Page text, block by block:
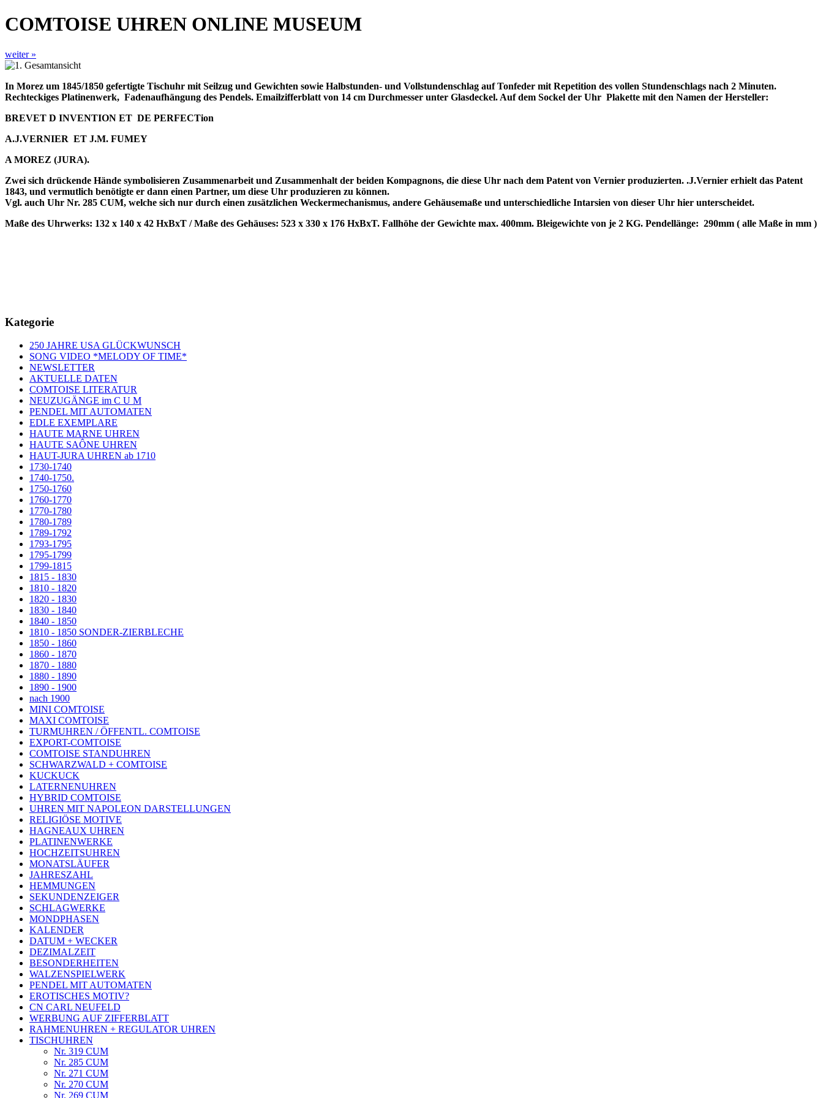
COMTOISE UHREN ONLINE MUSEUM
weiter »
In Morez um 1845/1850 gefertigte Tischuhr mit Seilzug und Gewichten sowie Halbstunden- und Vollstundenschlag auf Tonfeder mit Repetition des vollen Stundenschlags nach 2 Minuten.
Rechteckiges Platinenwerk, Fadenaufhängung des Pendels. Emailzifferblatt von 14 cm Durchmesser unter Glasdeckel. Auf dem Sockel der Uhr Plakette mit den Namen der Hersteller:
BREVET D INVENTION ET DE PERFECTion
A.J.VERNIER ET J.M. FUMEY
A MOREZ (JURA).
Zwei sich drückende Hände symbolisieren Zusammenarbeit und Zusammenhalt der beiden Kompagnons, die diese Uhr nach dem Patent von Vernier produzierten. .J.Vernier erhielt das Patent
1843, und vermutlich benötigte er dann einen Partner, um diese Uhr produzieren zu können.
Vgl. auch Uhr Nr. 285 CUM, welche sich nur durch einen zusätzlichen Weckermechanismus, andere Gehäusemaße und unterschiedliche Intarsien von dieser Uhr hier unterscheidet.
Maße des Uhrwerks: 132 x 140 x 42 HxBxT / Maße des Gehäuses: 523 x 330 x 176 HxBxT. Fallhöhe der Gewichte max. 400mm. Bleigewichte von je 2 KG. Pendellänge: 290mm ( alle Maße in mm )
Kategorie
250 JAHRE USA GLÜCKWUNSCH
SONG VIDEO *MELODY OF TIME*
NEWSLETTER
AKTUELLE DATEN
COMTOISE LITERATUR
NEUZUGÄNGE im C U M
PENDEL MIT AUTOMATEN
EDLE EXEMPLARE
HAUTE MARNE UHREN
HAUTE SAÔNE UHREN
HAUT-JURA UHREN ab 1710
1730-1740
1740-1750.
1750-1760
1760-1770
1770-1780
1780-1789
1789-1792
1793-1795
1795-1799
1799-1815
1815 - 1830
1810 - 1820
1820 - 1830
1830 - 1840
1840 - 1850
1810 - 1850 SONDER-ZIERBLECHE
1850 - 1860
1860 - 1870
1870 - 1880
1880 - 1890
1890 - 1900
nach 1900
MINI COMTOISE
MAXI COMTOISE
TURMUHREN / ÖFFENTL. COMTOISE
EXPORT-COMTOISE
COMTOISE STANDUHREN
SCHWARZWALD + COMTOISE
KUCKUCK
LATERNENUHREN
HYBRID COMTOISE
UHREN MIT NAPOLEON DARSTELLUNGEN
RELIGIÖSE MOTIVE
HAGNEAUX UHREN
PLATINENWERKE
HOCHZEITSUHREN
MONATSLÄUFER
JAHRESZAHL
HEMMUNGEN
SEKUNDENZEIGER
SCHLAGWERKE
MONDPHASEN
KALENDER
DATUM + WECKER
DEZIMALZEIT
BESONDERHEITEN
WALZENSPIELWERK
PENDEL MIT AUTOMATEN
EROTISCHES MOTIV?
CN CARL NEUFELD
WERBUNG AUF ZIFFERBLATT
RAHMENUHREN + REGULATOR UHREN
TISCHUHREN
Nr. 319 CUM
Nr. 285 CUM
Nr. 271 CUM
Nr. 270 CUM
Nr. 269 CUM